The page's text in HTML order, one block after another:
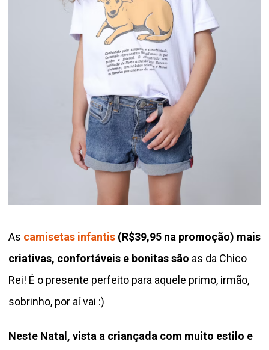
As camisetas infantis (R$39,95 na promoção) mais
criativas, confortáveis e bonitas são as da Chico
Rei! É o presente perfeito para aquele primo, irmão,
sobrinho, por aí vai :)
Neste Natal, vista a criançada com muito estilo e